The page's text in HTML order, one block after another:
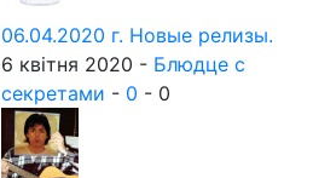
06.04.2020 г. Новые релизы.
6 квітня 2020 - Блюдце с
секретами - 0 - 0